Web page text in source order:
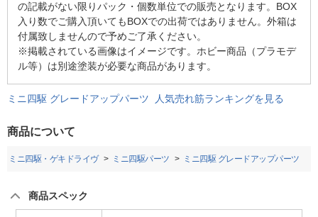
の記載がない限りパック・個数単位での販売となります。BOX
入り数でご購入頂いてもBOXでの出荷ではありません。外箱は
付属致しませんので予めご了承ください。
※掲載されている画像はイメージです。ホビー商品（プラモデ
ル等）は別途塗装が必要な商品があります。
ミニ四駆 グレードアップパーツ 人気売れ筋ランキングを見る
商品について
ミニ四駆・ゲキドライヴ ミニ四駆パーツ ミニ四駆 グレードアップパーツ
商品スペック